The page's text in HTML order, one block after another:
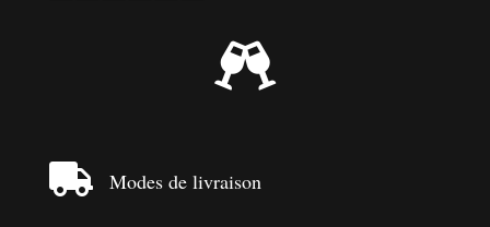

 Modes de livraison